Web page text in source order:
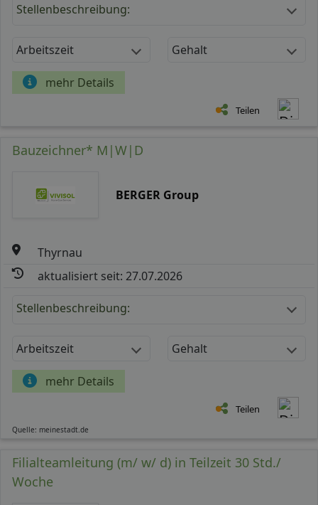
Stellenbeschreibung:
Arbeitszeit Gehalt
mehr Details
Teilen
Bauzeichner* M|W|D
BERGER Group
Thyrnau
aktualisiert seit: 27.07.2026
Stellenbeschreibung:
Arbeitszeit Gehalt
mehr Details
Teilen
Quelle: meinestadt.de
Filialteamleitung (m/ w/ d) in Teilzeit 30 Std./
Woche